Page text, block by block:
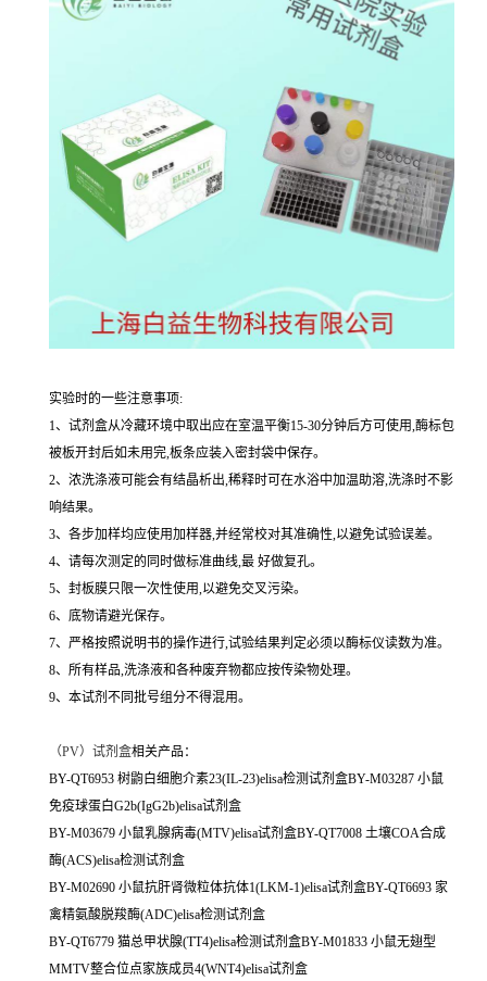
实验时的一些注意事项:
1、试剂盒从冷藏环境中取出应在室温平衡15-30分钟后方可使用,酶标包
被板开封后如未用完,板条应装入密封袋中保存。
2、浓洗涤液可能会有结晶析出,稀释时可在水浴中加温助溶,洗涤时不影
响结果。
3、各步加样均应使用加样器,并经常校对其准确性,以避免试验误差。
4、请每次测定的同时做标准曲线,最 好做复孔。
5、封板膜只限一次性使用,以避免交叉污染。
6、底物请避光保存。
7、严格按照说明书的操作进行,试验结果判定必须以酶标仪读数为准。
8、所有样品,洗涤液和各种废弃物都应按传染物处理。
9、本试剂不同批号组分不得混用。
（PV）试剂盒相关产品：
BY-QT6953 树鼩白细胞介素23(IL-23)elisa检测试剂盒BY-M03287 小鼠
免疫球蛋白G2b(IgG2b)elisa试剂盒
BY-M03679 小鼠乳腺病毒(MTV)elisa试剂盒BY-QT7008 土壤COA合成
酶(ACS)elisa检测试剂盒
BY-M02690 小鼠抗肝肾微粒体抗体1(LKM-1)elisa试剂盒BY-QT6693 家
禽精氨酸脱羧酶(ADC)elisa检测试剂盒
BY-QT6779 猫总甲状腺(TT4)elisa检测试剂盒BY-M01833 小鼠无翅型
MMTV整合位点家族成员4(WNT4)elisa试剂盒